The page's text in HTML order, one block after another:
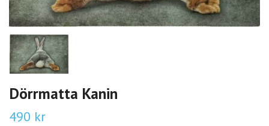
Dörrmatta Kanin
490 kr